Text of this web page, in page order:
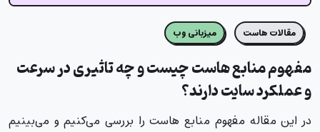
مقالات هاست میزبانی وب
مفهوم منابع هاست چیست و چه تاثیری در سرعت
و عملکرد سایت دارند؟
در این مقاله مفهوم منابع هاست را بررسی می‌کنیم و می‌بینیم